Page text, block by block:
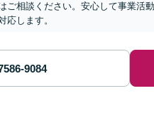
ご相談ください。安心して事業活
応します。